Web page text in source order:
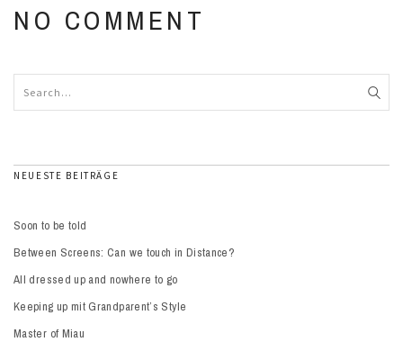
NO COMMENT
NEUESTE BEITRÄGE
Soon to be told
Between Screens: Can we touch in Distance?
All dressed up and nowhere to go
Keeping up mit Grandparent’s Style
Master of Miau